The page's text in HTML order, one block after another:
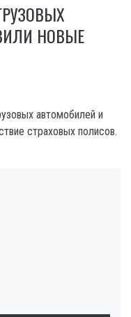
НОВЫЕ
автомобилей и
страховых полисов.